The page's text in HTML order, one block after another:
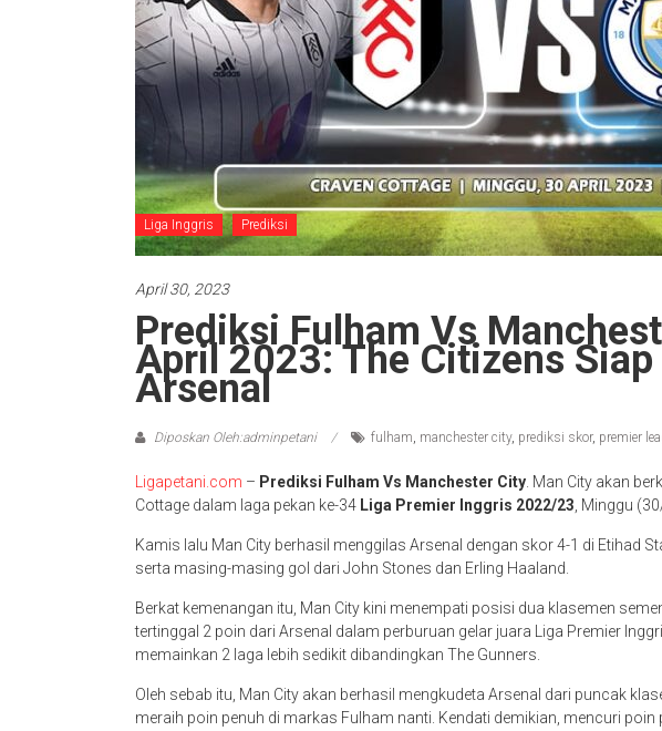
Liga Inggris Prediksi
April 30, 2023
Prediksi Fulham Vs
April 2023: The Citizens Siap
Arsenal
Diposkan Oleh:adminpetani fulham, manchester city, prediksi skor, premier
Ligapetani.com – Prediksi Fulham Vs Manchester City . Man City akan
Cottage dalam laga pekan ke-34 Liga Premier Inggris 2022/23 , Minggu
Kamis lalu Man City berhasil menggilas Arsenal dengan skor 4-1 di Etihad
serta masing-masing gol dari John Stones dan Erling Haaland.
Berkat kemenangan itu, Man City kini menempati posisi dua klasemen
tertinggal 2 poin dari Arsenal dalam perburuan gelar juara Liga Premier
memainkan 2 laga lebih sedikit dibandingkan The Gunners.
Oleh sebab itu, Man City akan berhasil mengkudeta Arsenal dari puncak
meraih poin penuh di markas Fulham nanti. Kendati demikian, mencuri